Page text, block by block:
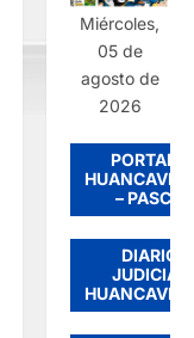
Miércoles,
05 de
agosto de
2026
PORTADA
– PASCO
DIARIO
JUDICIAL